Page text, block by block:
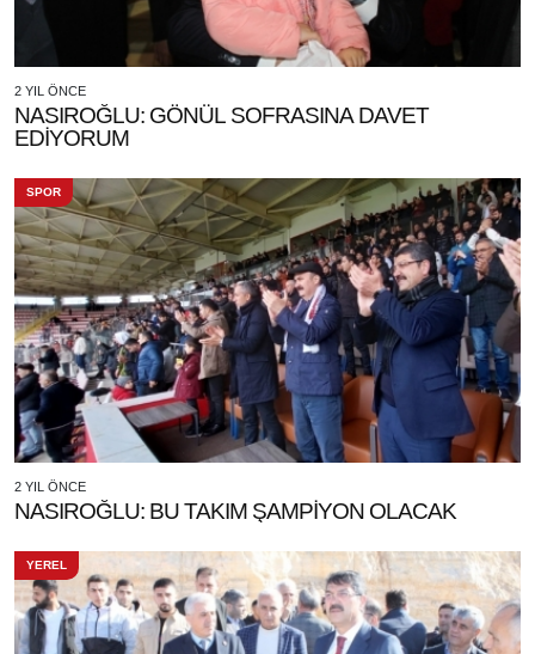
2 YIL ÖNCE
NASIROĞLU: GÖNÜL SOFRASINA DAVET
EDİYORUM
SPOR
2 YIL ÖNCE
NASIROĞLU: BU TAKIM ŞAMPİYON OLACAK
YEREL